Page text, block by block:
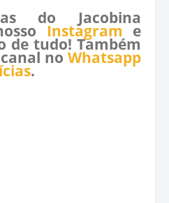
do Jacobina
Instagram e
de tudo! Também
no Whatsapp
.